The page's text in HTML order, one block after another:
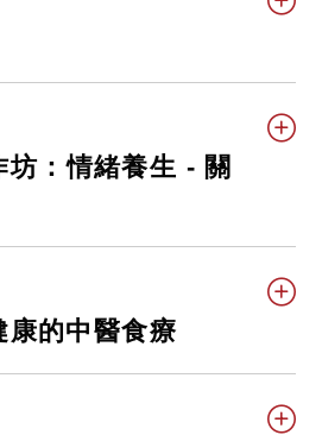
坊：情緒養生 - 關
的中醫食療